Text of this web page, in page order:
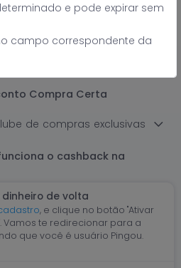
Compra Certa
de compras exclusivas
descontos em
e KitchenAid
garantidas.
o cashback na
dinheiro de volta
, e clique no botão "Ativar
Vamos te redirecionar para a
que você é usuário Pingou.
e pode expirar sem
campo correspondente da